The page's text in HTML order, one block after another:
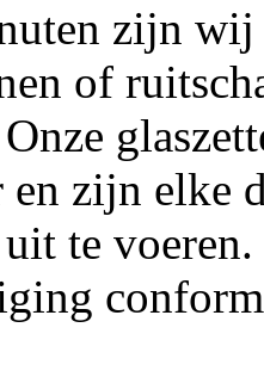
zijn wij
of
en zijn elke
uit te